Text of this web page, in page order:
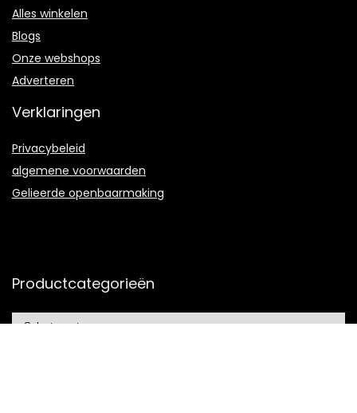
Alles winkelen
Blogs
Onze webshops
Adverteren
Verklaringen
Privacybeleid
algemene voorwaarden
Gelieerde openbaarmaking
Productcategorieën